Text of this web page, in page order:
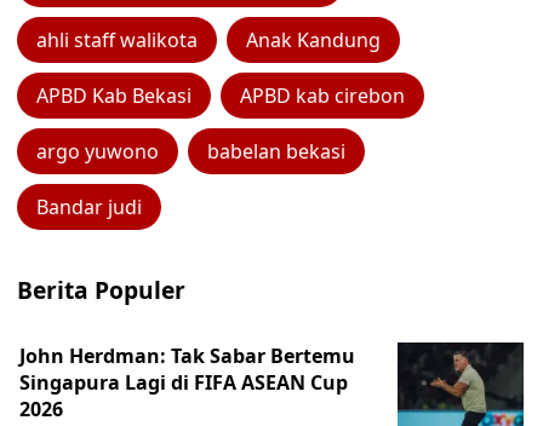
ahli staff walikota Anak Kandung
APBD Kab Bekasi APBD kab cirebon
argo yuwono babelan bekasi
Bandar judi
Berita Populer
John Herdman: Tak Sabar Bertemu
Singapura Lagi di FIFA ASEAN Cup
2026